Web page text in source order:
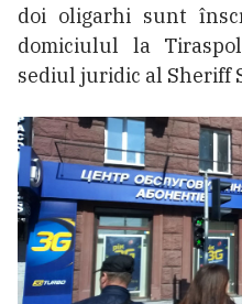
doi oligarhi sunt
domiciulul la
sediul juridic al Sheriff